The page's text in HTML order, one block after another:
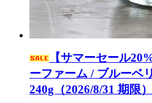
【サマーセール
ーファーム / ブルーベ
240g（2026/8/31 期限）